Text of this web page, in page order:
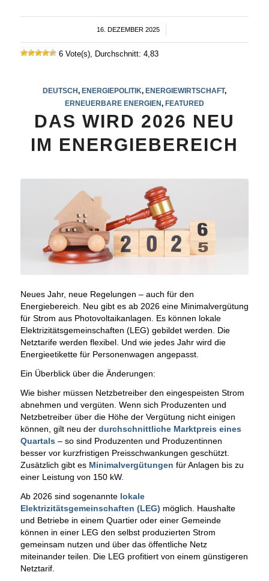
16. DEZEMBER 2025
/
6 Vote(s), Durchschnitt: 4,83
DEUTSCH, ENERGIEPOLITIK, ENERGIEWIRTSCHAFT,
ERNEUERBARE ENERGIEN, FEATURED
DAS WIRD 2026 NEU
IM ENERGIEBEREICH
Neues Jahr, neue Regelungen – auch für den
Energiebereich. Neu gibt es ab 2026 eine Minimalvergütung
für Strom aus Photovoltaikanlagen. Es können lokale
Elektrizitätsgemeinschaften (LEG) gebildet werden. Die
Netztarife werden flexibel. Und wie jedes Jahr wird die
Energieetikette für Personenwagen angepasst.
Ein Überblick über die Änderungen:
Wie bisher müssen Netzbetreiber den eingespeisten Strom
abnehmen und vergüten. Wenn sich Produzenten und
Netzbetreiber über die Höhe der Vergütung nicht einigen
können, gilt neu der durchschnittliche Marktpreis eines
Quartals – so sind Produzenten und Produzentinnen
besser vor kurzfristigen Preisschwankungen geschützt.
Zusätzlich gibt es Minimalvergütungen für Anlagen bis zu
einer Leistung von 150 kW.
Ab 2026 sind sogenannte lokale
Elektrizitätsgemeinschaften (LEG) möglich. Haushalte
und Betriebe in einem Quartier oder einer Gemeinde
können in einer LEG den selbst produzierten Strom
gemeinsam nutzen und über das öffentliche Netz
miteinander teilen. Die LEG profitiert von einem günstigeren
Netztarif.